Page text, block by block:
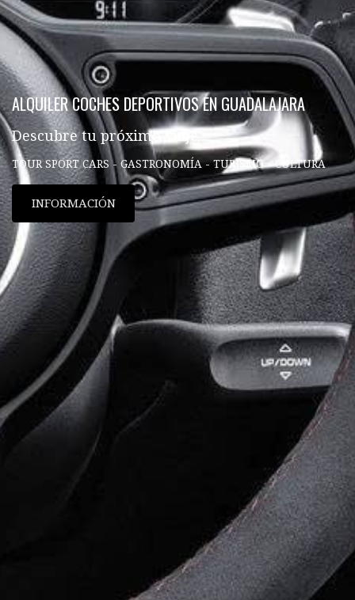
ALQUILER COCHES DEPORTIVOS EN GUADALAJARA
Descubre tu próximo viaje
TOUR SPORT CARS - GASTRONOMÍA - TURISMO - CULTURA
INFORMACIÓN